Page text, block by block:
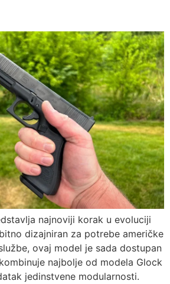
najnoviji korak u evoluciji
dizajniran za potrebe američke
ovaj model je sada dostupan
najbolje od modela Glock
jedinstvene modularnosti.